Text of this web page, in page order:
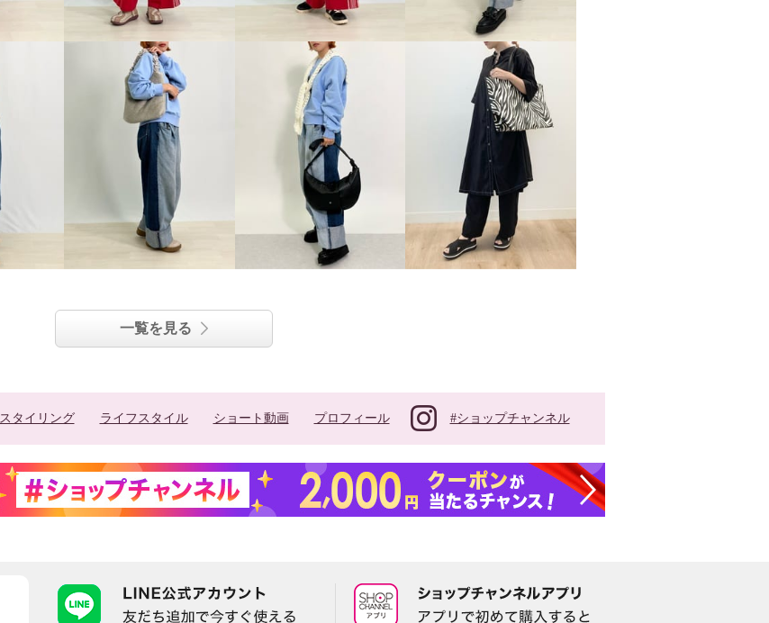
一覧を見る
スタイリング ライフスタイル ショート動画 プロフィール #ショップチャンネル